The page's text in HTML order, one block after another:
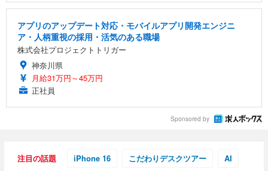
アプリのアップデート対応・モバイルアプリ開発エンジニ
ア・人柄重視の採用・活気のある職場
株式会社プロジェクトトリガー
神奈川県
月給31万円～45万円
正社員
Sponsored by
注目の話題 iPhone 16 こだわりデスクツアー AI